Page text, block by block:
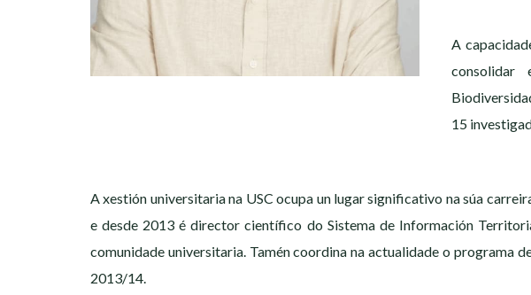
A
consolidar
15
A xestión universitaria na USC ocupa un lugar significativo na súa
e desde 2013 é director científico do Sistema de Información
comunidade universitaria. Tamén coordina na actualidade o programa
2013/14.